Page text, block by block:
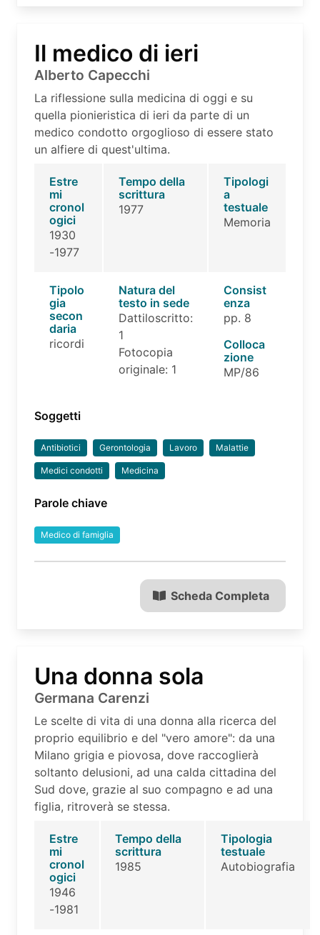
Il medico di ieri
Alberto Capecchi
La riflessione sulla medicina di oggi e su
quella pionieristica di ieri da parte di un
medico condotto orgoglioso di essere stato
un alfiere di quest'ultima.
Estre
mi
cronol
ogici
1930
-1977
Tempo della
scrittura
1977
Tipologi
a
testuale
Memoria
Tipolo
gia
secon
daria
ricordi
Natura del
testo in sede
Dattiloscritto:
1
Fotocopia
originale: 1
Consist
enza
pp. 8
Colloca
zione
MP/86
Soggetti
Antibiotici Gerontologia Lavoro Malattie
Medici condotti Medicina
Parole chiave
Medico di famiglia
Scheda Completa
Una donna sola
Germana Carenzi
Le scelte di vita di una donna alla ricerca del
proprio equilibrio e del "vero amore": da una
Milano grigia e piovosa, dove raccoglierà
soltanto delusioni, ad una calda cittadina del
Sud dove, grazie al suo compagno e ad una
figlia, ritroverà se stessa.
Estre
mi
cronol
ogici
1946
-1981
Tempo della
scrittura
1985
Tipologia
testuale
Autobiografia